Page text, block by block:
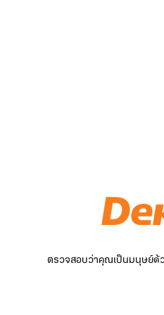
ตรวจสอบว่าคุณเป็นมนุษย์ด้